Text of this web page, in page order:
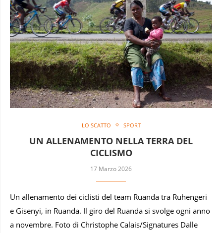
LO SCATTO SPORT
UN ALLENAMENTO NELLA TERRA DEL
CICLISMO
17 Marzo 2026
Un allenamento dei ciclisti del team Ruanda tra Ruhengeri
e Gisenyi, in Ruanda. Il giro del Ruanda si svolge ogni anno
a novembre. Foto di Christophe Calais/Signatures Dalle